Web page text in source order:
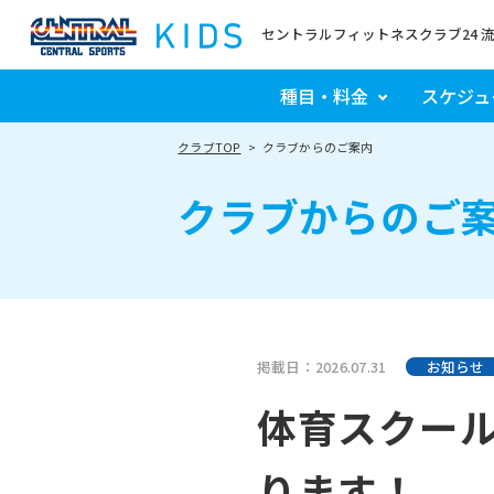
セントラルフィットネスクラブ24
種目・料金 スケジ
クラブTOP クラブからのご案内
クラブからのご
掲載日：2026.07.31 お知らせ
体育スクー